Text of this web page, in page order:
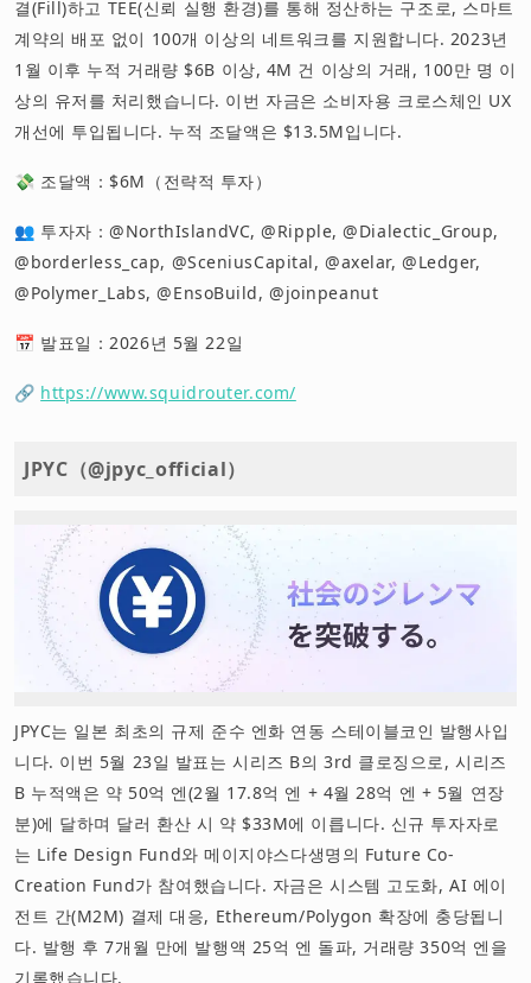
결(Fill)하고 TEE(신뢰 실행 환경)를 통해 정산하는 구조로, 스마트
계약의 배포 없이 100개 이상의 네트워크를 지원합니다. 2023년
1월 이후 누적 거래량 $6B 이상, 4M 건 이상의 거래, 100만 명 이
상의 유저를 처리했습니다. 이번 자금은 소비자용 크로스체인 UX
개선에 투입됩니다. 누적 조달액은 $13.5M입니다.
💸 조달액：$6M（전략적 투자）
👥 투자자：@NorthIslandVC, @Ripple, @Dialectic_Group,
@borderless_cap, @SceniusCapital, @axelar, @Ledger,
@Polymer_Labs, @EnsoBuild, @joinpeanut
📅 발표일：2026년 5월 22일
🔗 https://www.squidrouter.com/
JPYC（@jpyc_official）
JPYC는 일본 최초의 규제 준수 엔화 연동 스테이블코인 발행사입
니다. 이번 5월 23일 발표는 시리즈 B의 3rd 클로징으로, 시리즈
B 누적액은 약 50억 엔(2월 17.8억 엔 + 4월 28억 엔 + 5월 연장
분)에 달하며 달러 환산 시 약 $33M에 이릅니다. 신규 투자자로
는 Life Design Fund와 메이지야스다생명의 Future Co-
Creation Fund가 참여했습니다. 자금은 시스템 고도화, AI 에이
전트 간(M2M) 결제 대응, Ethereum/Polygon 확장에 충당됩니
다. 발행 후 7개월 만에 발행액 25억 엔 돌파, 거래량 350억 엔을
기록했습니다.